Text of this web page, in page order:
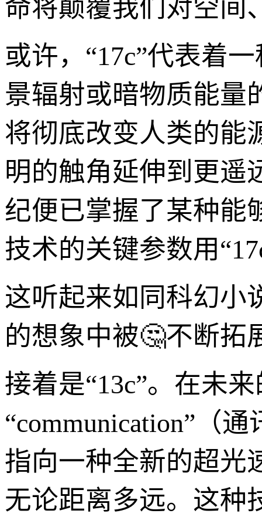
命将颠覆我们对空间
或许，“17c”代表着
景辐射或暗物质能量
将彻底改变人类的能
明的触角延伸到更遥
纪便已掌握了某种能
技术的关键参数用
这听起来如同科幻小
的想象中被🤔不断拓
接着是“13c”。在未
“communication”（
指向一种全新的超光
无论距离多远。这种